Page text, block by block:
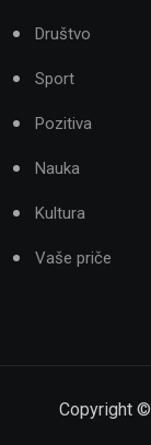
Društvo
Sport
Pozitiva
Nauka
Kultura
Vaše priče
Copyright ©